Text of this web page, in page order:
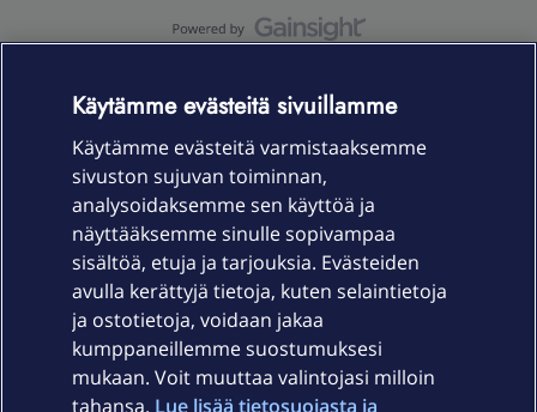
Laitteet & liittymät
Palvelut
Käytämme evästeitä sivuillamme
Käytämme evästeitä varmistaaksemme
sivuston sujuvan toiminnan,
analysoidaksemme sen käyttöä ja
näyttääksemme sinulle sopivampaa
sisältöä, etuja ja tarjouksia. Evästeiden
avulla kerättyjä tietoja, kuten selaintietoja
ja ostotietoja, voidaan jakaa
kumppaneillemme suostumuksesi
mukaan. Voit muuttaa valintojasi milloin
tahansa. Lue lisää tietosuojasta ja